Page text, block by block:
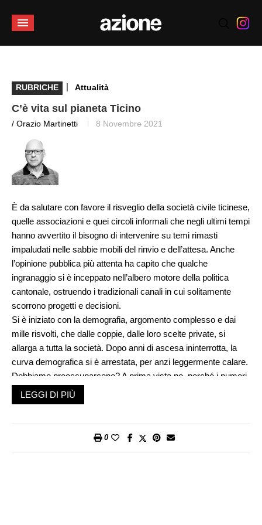
RUBRICHE | Attualità
C’è vita sul pianeta Ticino
/ Orazio Martinetti 8 Novembre 2021
È da salutare con favore il risveglio della società civile ticinese,
quelle associazioni e quei circoli informali che negli ultimi tempi
hanno avvertito il bisogno di intervenire su temi rimasti
impaludati nelle sabbie mobili del rinvio e dell’attesa. Anche
l’opinione pubblica più attenta ha capito che qualche
ingranaggio si è inceppato nell’albero motore della politica
cantonale, ostruendo i tradizionali canali in cui solitamente
scorrono progetti e decisioni.
Si è iniziato con la demografia, argomento complesso e dai
mille risvolti, che dalle coppie, dalle loro scelte private, si
allarga a tutta la società. Dopo anni di ascesa ininterrotta, la
curva demografica si è arrestata, per anzi leggermente calare.
Dobbiamo preoccuparcene? A prima vista no, perché i numeri
assoluti sono ancora bassi. Ma chi studia da vicino questi
fenomeni sa che per invertire la rotta occorrono anni, decenni,
ricostituenti dagli effetti immediati. Occorre innanzitutto
LEGGI DI PIÙ
0